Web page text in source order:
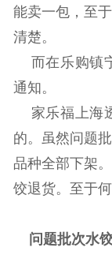
能卖一包，至
清楚。
而在乐购镇
通知。
家乐福上海
的。虽然问题
品种全部下架
饺退货。至于
问题批次水